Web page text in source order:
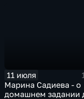
11 июля
Марина Садиева - о
домашнем задании